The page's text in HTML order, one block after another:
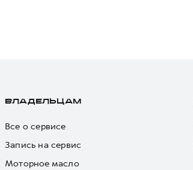
ВЛАДЕЛЬЦАМ
Все о сервисе
Запись на сервис
Моторное масло